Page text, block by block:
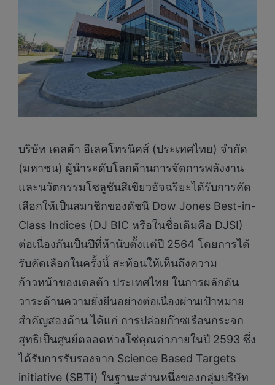
บริษัท เดลต้า อีเลคโทรนิคส์ (ประเทศไทย) จำกัด
(มหาชน) ผู้นำระดับโลกด้านการจัดการพลังงาน
และนวัตกรรมโซลูชันสีเขียวอัจฉริยะได้รับการคัด
เลือกให้เป็นสมาชิกของดัชนี Dow Jones Best-in-
Class Indices (DJ BIC หรือในชื่อเดิมคือ DJSI)
ต่อเนื่องกันเป็นปีที่ห้านับตั้งแต่ปี 2564 โดยการได้
รับคัดเลือกในครั้งนี้ สะท้อนให้เห็นถึงความ
ก้าวหน้าของเดลต้า ประเทศไทย ในการผลักดัน
วาระด้านความยั่งยืนอย่างต่อเนื่องผ่านเป้าหมาย
สำคัญสองด้าน ได้แก่ การปล่อยก๊าซเรือนกระจก
สุทธิเป็นศูนย์ตลอดห่วงโซ่คุณค่าภายในปี 2593 ซึ่ง
ได้รับการรับรองจาก Science Based Targets
initiative (SBTi) ในฐานะส่วนหนึ่งของกลุ่มบริษัท